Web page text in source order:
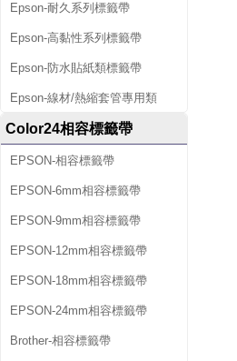
Epson-耐久系列標籤帶
Epson-高黏性系列標籤帶
Epson-防水貼紙類標籤帶
Epson-線材/熱縮套管專用類
Color24相容標籤帶
EPSON-相容標籤帶
EPSON-6mm相容標籤帶
EPSON-9mm相容標籤帶
EPSON-12mm相容標籤帶
EPSON-18mm相容標籤帶
EPSON-24mm相容標籤帶
Brother-相容標籤帶